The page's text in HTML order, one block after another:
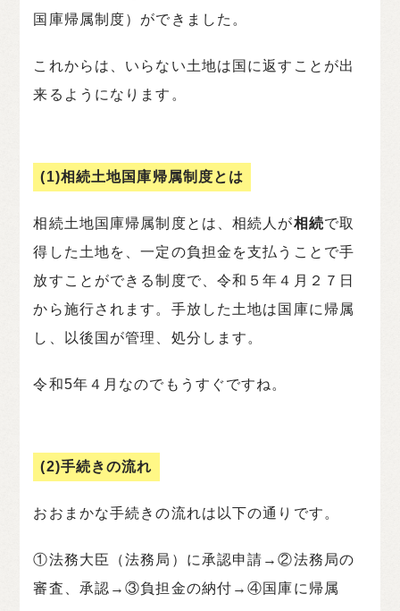
国庫帰属制度）ができました。
これからは、いらない土地は国に返すことが出
来るようになります。
(1)相続土地国庫帰属制度とは
相続土地国庫帰属制度とは、相続人が相続で取
得した土地を、一定の負担金を支払うことで手
放すことができる制度で、令和５年４月２７日
から施行されます。手放した土地は国庫に帰属
し、以後国が管理、処分します。
令和5年４月なのでもうすぐですね。
(2)手続きの流れ
おおまかな手続きの流れは以下の通りです。
①法務大臣（法務局）に承認申請→②法務局の
審査、承認→③負担金の納付→④国庫に帰属